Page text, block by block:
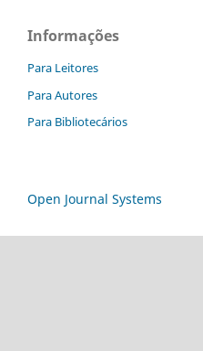
Informações
Para Leitores
Para Autores
Para Bibliotecários
Open Journal Systems